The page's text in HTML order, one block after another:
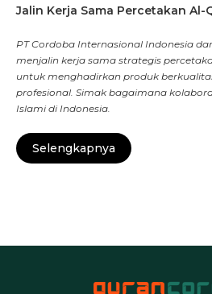
Jalin Kerja Sama Percetakan Al-
PT Cordoba Internasional Indonesia
menjalin kerja sama strategis
untuk menghadirkan produk
profesional. Simak bagaimana
Islami di Indonesia.
Selengkapnya